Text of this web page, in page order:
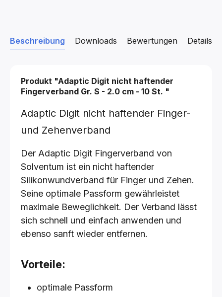
Beschreibung Downloads Details
Bewertungen
Produkt "Adaptic Digit nicht haftender
Fingerverband Gr. S - 2.0 cm - 10 St. "
Adaptic Digit nicht haftender Finger-
und Zehenverband
Der Adaptic Digit Fingerverband von
Solventum ist ein nicht haftender
Silikonwundverband für Finger und Zehen.
Seine optimale Passform gewährleistet
maximale Beweglichkeit. Der Verband lässt
sich schnell und einfach anwenden und
ebenso sanft wieder entfernen.
Vorteile:
optimale Passform